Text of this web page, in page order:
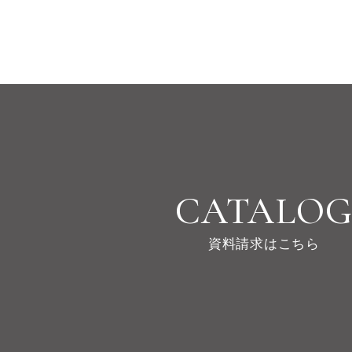
CATALOG
資料請求はこちら